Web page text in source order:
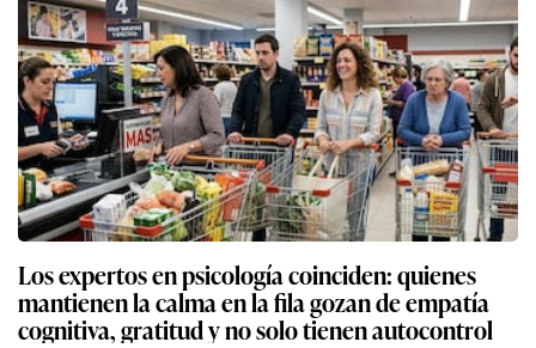
Los expertos en psicología coinciden: quienes
mantienen la calma en la fila gozan de empatía
cognitiva, gratitud y no solo tienen autocontrol